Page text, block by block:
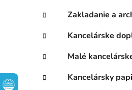
č
ý
p
n
e
g
ó
r
e
Zakladanie a
Kancelárske
Malé
Kancelársky